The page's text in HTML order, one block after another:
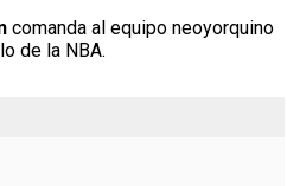
comanda al equipo neoyorquino
de la NBA.